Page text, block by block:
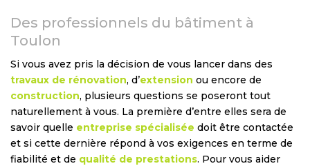
Des professionnels du bâtiment à
Toulon
Si vous avez pris la décision de vous lancer dans des
travaux de rénovation, d’extension ou encore de
construction, plusieurs questions se poseront tout
naturellement à vous. La première d’entre elles sera de
savoir quelle entreprise spécialisée doit être contactée
et si cette dernière répond à vos exigences en terme de
fiabilité et de qualité de prestations. Pour vous aider